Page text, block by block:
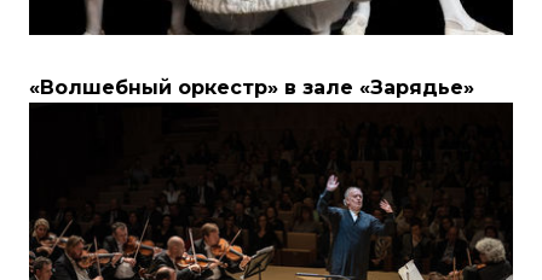
«Волшебный оркестр» в зале «Зарядье»